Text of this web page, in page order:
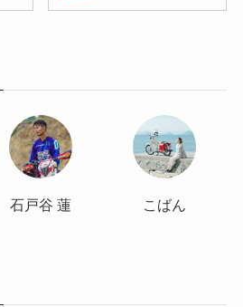
石戸谷 蓮 こばん